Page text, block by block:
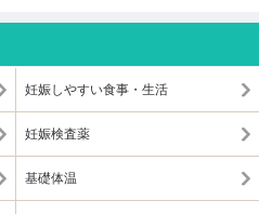
妊娠しやすい食事・生活
妊娠検査薬
基礎体温